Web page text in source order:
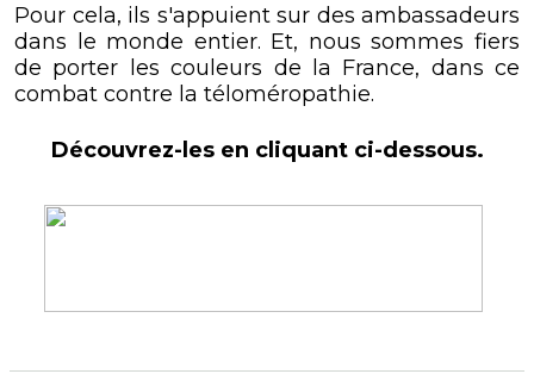
Pour cela, ils s'appuient sur des ambassadeurs
dans le monde entier. Et, nous sommes fiers
de porter les couleurs de la France, dans ce
combat contre la téloméropathie.
Découvrez-les en cliquant ci-dessous.